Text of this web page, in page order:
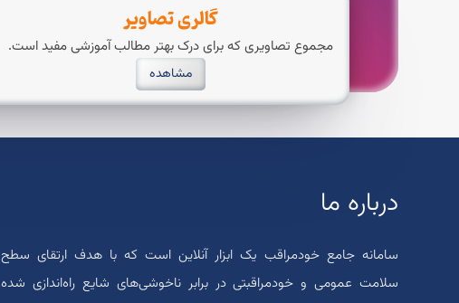
گالری تصاویر
مجموع تصاویری که برای درک بهتر مطالب آموزشی مفید است.
مشاهده
درباره ما
سامانه جامع خودمراقب یک ابزار آنلاین است که با هدف ارتقای سطح
سلامت عمومی و خودمراقبتی در برابر ناخوشی‌های شایع راه‌اندازی شده